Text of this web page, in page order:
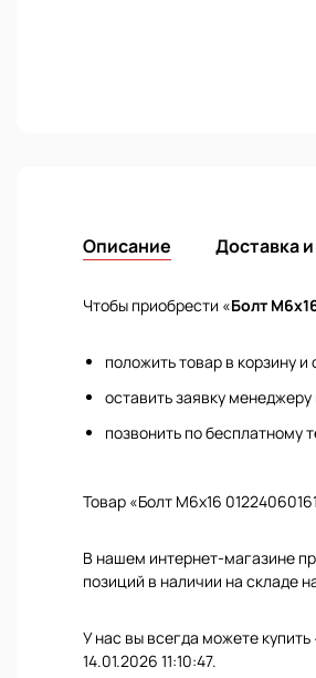
Описание Доставка
Чтобы приобрести «Болт
положить товар в корзину и
оставить заявку
позвонить по бесплатному
Товар «Болт М6х16
В нашем интернет-магазине
позиций в наличии на складе
У нас вы всегда можете
14.01.2026 11:10:47.